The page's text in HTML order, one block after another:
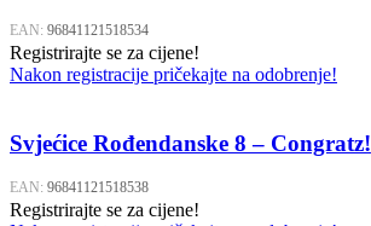
EAN: 96841121518534
Registrirajte se za cijene!
Nakon registracije pričekajte na odobrenje!
Svjećice Rođendanske 8 – Congratz!
EAN: 96841121518538
Registrirajte se za cijene!